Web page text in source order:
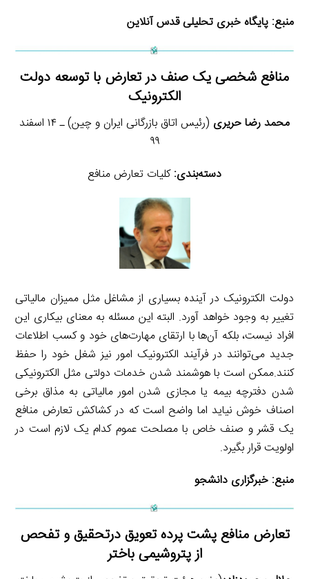
منبع: پایگاه خبری تحلیلی قدس آنلاین
منافع شخصی یک صنف در تعارض با توسعه دولت
الکترونیک
محمد رضا حریری
(رئیس اتاق بازرگانی ایران و چین) ـ ۱۴ اسفند
۹۹
دسته‌بندی:کلیات تعارض منافع
دولت الکترونیک در آینده بسیاری از مشاغل مثل ممیزان مالیاتی
تغییر به وجود خواهد آورد. البته این مسئله به معنای بیکاری این
افراد نیست، بلکه آن‌ها با ارتقای مهارت‌های خود و کسب اطلاعات
جدید می‌توانند در فرآیند الکترونیک امور نیز شغل خود را حفظ
کنند.ممکن است با هوشمند شدن خدمات دولتی مثل الکترونیکی
شدن دفترچه بیمه یا مجازی شدن امور مالیاتی به مذاق برخی
اصناف خوش نیاید اما واضح است که در کشاکش تعارض منافع
یک قشر و صنف خاص با مصلحت عموم کدام یک لازم است در
اولویت قرار بگیرد.
منبع: خبرگزاری دانشجو
تعارض منافع پشت پرده تعویق درتحقیق و تفحص
از پتروشیمی باختر